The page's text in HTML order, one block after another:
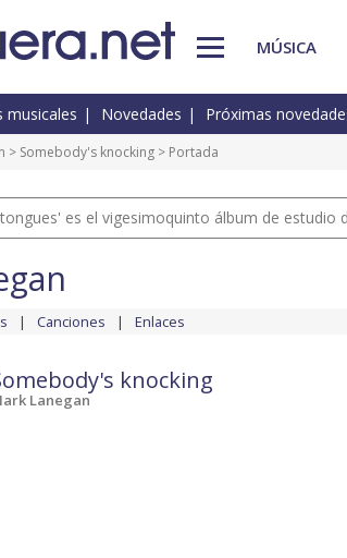
MÚSICA
musicales Novedades Próximas
> Somebody's knocking > Portada
es el vigesimoquinto álbum de estudio
Canciones Enlaces
knocking
Lanegan